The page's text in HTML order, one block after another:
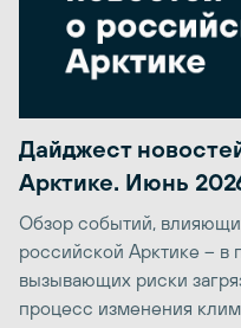
Дайджест
Арктике. Июнь
Обзор событий,
российской Арктике – в
вызывающих риски
процесс изменения